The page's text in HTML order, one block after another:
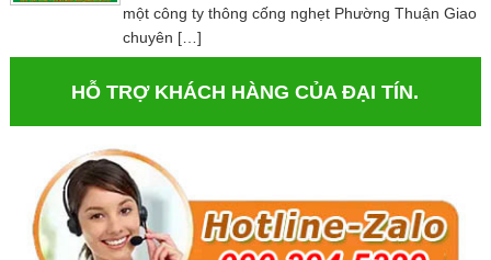
một công ty thông cống nghẹt Phường Thuận Giao
chuyên […]
HỖ TRỢ KHÁCH HÀNG CỦA ĐẠI TÍN.